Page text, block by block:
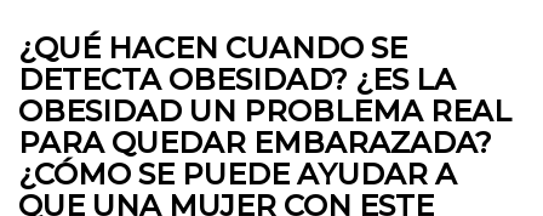
¿QUÉ HACEN CUANDO SE
DETECTA OBESIDAD? ¿ES LA
OBESIDAD UN PROBLEMA REAL
PARA QUEDAR EMBARAZADA?
¿CÓMO SE PUEDE AYUDAR A
QUE UNA MUJER CON ESTE